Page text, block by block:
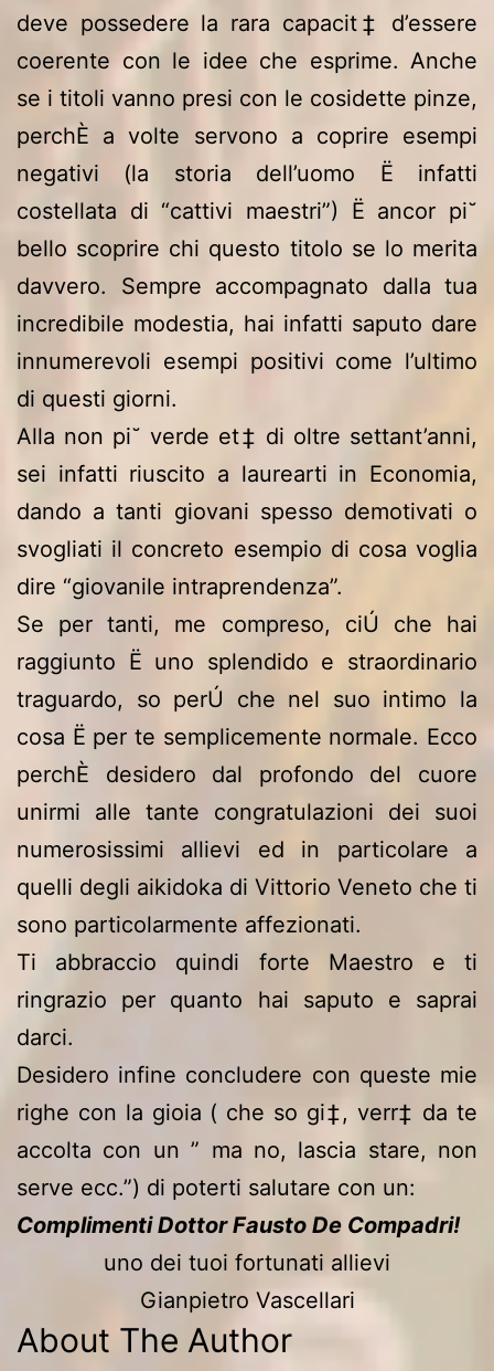
deve possedere la rara capacit‡ d’essere
coerente con le idee che esprime. Anche
se i titoli vanno presi con le cosidette pinze,
perchÈ a volte servono a coprire esempi
negativi (la storia dell’uomo Ë infatti
costellata di “cattivi maestri”) Ë ancor pi˘
bello scoprire chi questo titolo se lo merita
davvero. Sempre accompagnato dalla tua
incredibile modestia, hai infatti saputo dare
innumerevoli esempi positivi come l’ultimo
di questi giorni.
Alla non pi˘ verde et‡ di oltre settant’anni,
sei infatti riuscito a laurearti in Economia,
dando a tanti giovani spesso demotivati o
svogliati il concreto esempio di cosa voglia
dire “giovanile intraprendenza”.
Se per tanti, me compreso, ciÚ che hai
raggiunto Ë uno splendido e straordinario
traguardo, so perÚ che nel suo intimo la
cosa Ë per te semplicemente normale. Ecco
perchÈ desidero dal profondo del cuore
unirmi alle tante congratulazioni dei suoi
numerosissimi allievi ed in particolare a
quelli degli aikidoka di Vittorio Veneto che ti
sono particolarmente affezionati.
Ti abbraccio quindi forte Maestro e ti
ringrazio per quanto hai saputo e saprai
darci.
Desidero infine concludere con queste mie
righe con la gioia ( che so gi‡, verr‡ da te
accolta con un ” ma no, lascia stare, non
serve ecc.”) di poterti salutare con un:
Complimenti Dottor Fausto De Compadri!
uno dei tuoi fortunati allievi
Gianpietro Vascellari
About The Author